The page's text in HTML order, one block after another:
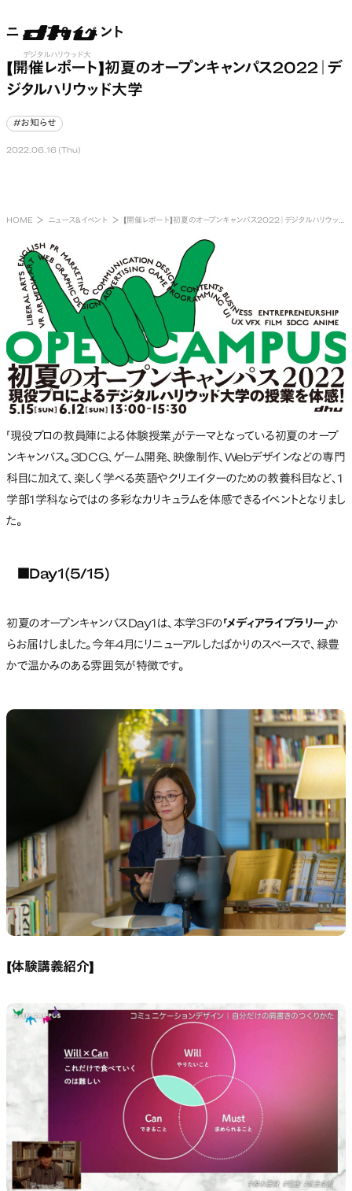
デジタルハリウッド大
学
open
ニュース&イベント
【開催レポート】初夏のオープンキャンパス2022｜デ
ジタルハリウッド大学
#お知らせ
2022.06.16 (Thu)
HOME ニュース&イベント 【開催レポート】初夏のオープンキャンパス2022｜デジタルハリウッド大学
「現役プロの教員陣による体験授業」がテーマとなっている初夏のオープ
ンキャンパス。3DCG、ゲーム開発、映像制作、Webデザインなどの専門
科目に加えて、楽しく学べる英語やクリエイターのための教養科目など、1
学部1学科ならではの多彩なカリキュラムを体感できるイベントとなりまし
た。
■Day1(5/15)
初夏のオープンキャンパスDay1は、本学3Fの「メディアライブラリー」か
らお届けしました。今年4月にリニューアルしたばかりのスペースで、緑豊
かで温かみのある雰囲気が特徴です。
【体験講義紹介】